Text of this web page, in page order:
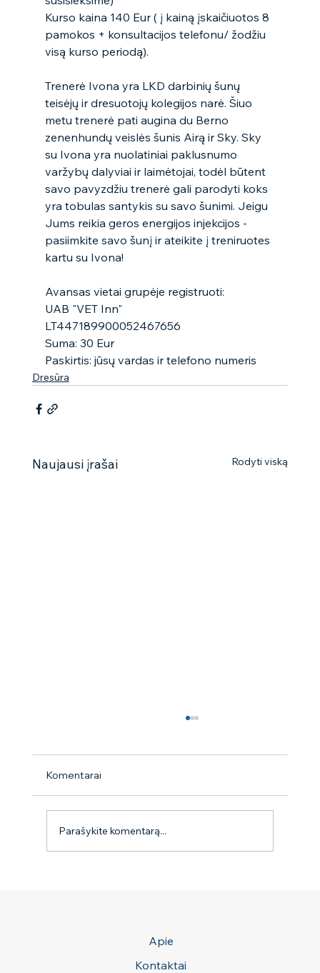
Kurso kaina 140 Eur ( į kainą įskaičiuotos 8
pamokos + konsultacijos telefonu/ žodžiu
visą kurso periodą).
Trenerė Ivona yra LKD darbinių šunų
teisėjų ir dresuotojų kolegijos narė. Šiuo
metu trenerė pati augina du Berno
zenenhundų veislės šunis Airą ir Sky. Sky
su Ivona yra nuolatiniai paklusnumo
varžybų dalyviai ir laimėtojai, todėl būtent
savo pavyzdžiu trenerė gali parodyti koks
yra tobulas santykis su savo šunimi. Jeigu
Jums reikia geros energijos injekcijos -
pasiimkite savo šunį ir ateikite į treniruotes
kartu su Ivona!
Avansas vietai grupėje registruoti:
UAB "VET Inn"
LT447189900052467656
Suma: 30 Eur
Paskirtis: jūsų vardas ir telefono numeris
Dresūra
Naujausi įrašai Rodyti viską
Komentarai
Parašykite komentarą...
Apie
Kontaktai